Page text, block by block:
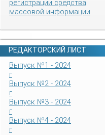
регистрации средства
массовой информации
РЕДАКТОРСКИЙ ЛИСТ
Выпуск №1 - 2024
г
Выпуск №2 - 2024
г
Выпуск №3 - 2024
г
Выпуск №4 - 2024
г